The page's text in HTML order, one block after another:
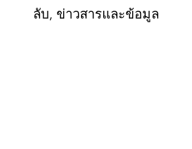
ลับ, ข่าวสารและข้อมูล